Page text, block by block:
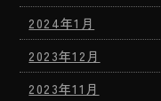
2024年1月
2023年12月
2023年11月